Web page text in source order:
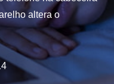
altera o